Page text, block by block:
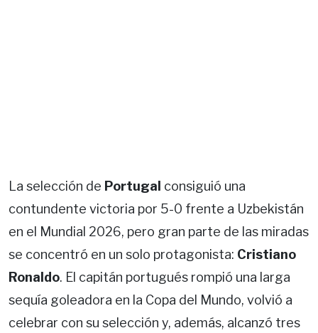
La selección de Portugal consiguió una
contundente victoria por 5-0 frente a Uzbekistán
en el Mundial 2026, pero gran parte de las miradas
se concentró en un solo protagonista: Cristiano
Ronaldo. El capitán portugués rompió una larga
sequía goleadora en la Copa del Mundo, volvió a
celebrar con su selección y, además, alcanzó tres